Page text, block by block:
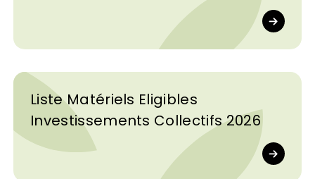
coopération, pas la résistance. Concept de
“One Welfare” : améliorer le bien-être
detous, éleveur & troupeau.
Liste Matériels Eligibles
Investissements Collectifs 2026